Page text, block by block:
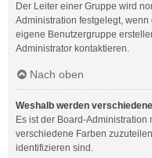
Der Leiter einer Gruppe wird
Administration festgelegt,
eigene Benutzergruppe
Administrator kontaktieren.
Nach oben
Weshalb werden
Es ist der Board-
verschiedene Farben
identifizieren sind.